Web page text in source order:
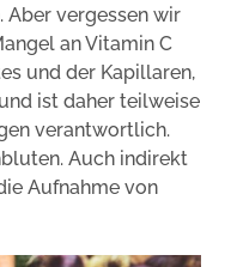
Aber vergessen wir
an Vitamin C
und der Kapillaren,
ist daher teilweise
verantwortlich.
Auch indirekt
Aufnahme von